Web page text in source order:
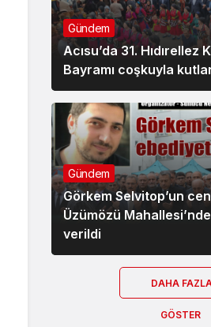
Gündem
Acısu’da 31.
Bayramı coşkuyla
Gündem
Görkem Selvitop’un
Üzümözü
verildi
DAHA
GÖSTER